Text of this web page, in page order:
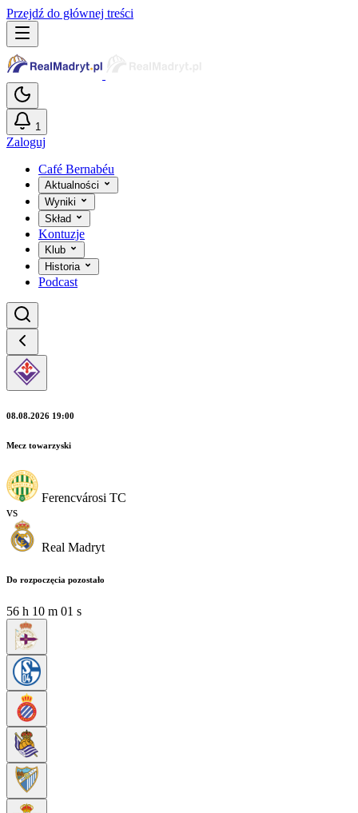
Przejdź do głównej treści
1
Zaloguj
Café Bernabéu
Aktualności
Wyniki
Skład
Kontuzje
Klub
Historia
Podcast
08.08.2026 19:00
Mecz towarzyski
Ferencvárosi TC
vs
Real Madryt
Do rozpoczęcia pozostało
56 h 09 m 59 s